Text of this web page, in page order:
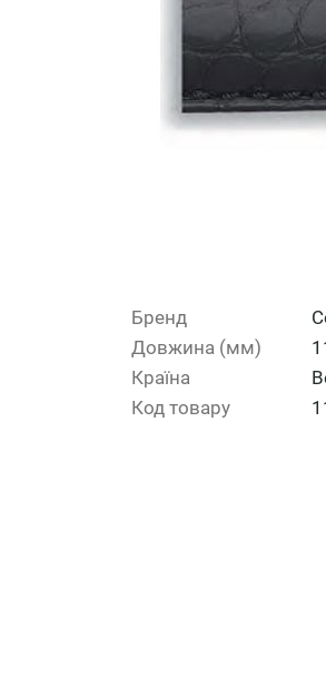
Бренд
Довжина (мм)
Країна
Код товару